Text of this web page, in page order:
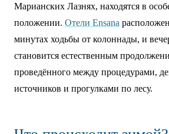
Марианских Лазнях, находятся в
положении. Отели Ensana
минутах ходьбы от колоннады, и
становится естественным
проведённого между процедурами,
источников и прогулками по лесу.